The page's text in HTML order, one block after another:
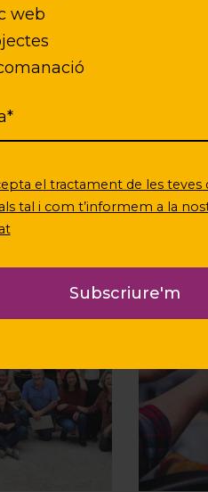
web
el tractament de les teves
tal i com t’informem a la
que necesitan